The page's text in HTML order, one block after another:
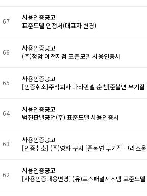
67
사용인증공고
표준모델 인정서(대표자 변경)
66
사용인증공고
(주)청암 이천지점 표준모델 사용인증서
65
사용인증공고
[인증취소]주식회사 나라판넬 순천[준불연 무기
64
사용인증공고
범진판넬공업(주) 표준모델 사용인증서
63
사용인증공고
[인증취소] (주)영화 구지 [준불연 무기질 그라스
62
사용인증공고
[사용인증내용변경] (유)포스패널시스템 표준모